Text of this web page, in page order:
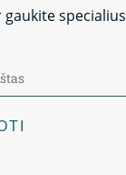
specialius